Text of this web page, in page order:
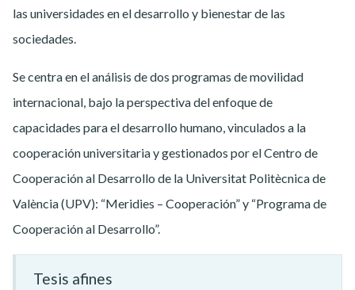
las universidades en el desarrollo y bienestar de las
sociedades.
Se centra en el análisis de dos programas de movilidad
internacional, bajo la perspectiva del enfoque de
capacidades para el desarrollo humano, vinculados a la
cooperación universitaria y gestionados por el Centro de
Cooperación al Desarrollo de la Universitat Politècnica de
València (UPV): “Meridies – Cooperación” y “Programa de
Cooperación al Desarrollo”.
Tesis afines